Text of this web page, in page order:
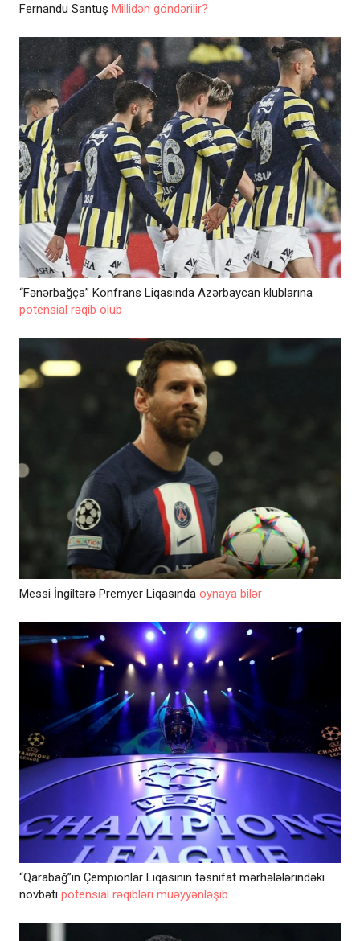
Fernandu Santuş Millidən göndərilir?
“Fənərbağça” Konfrans Liqasında Azərbaycan klublarına
potensial rəqib olub
Messi İngiltərə Premyer Liqasında oynaya bilər
“Qarabağ”ın Çempionlar Liqasının təsnifat mərhələlərindəki
növbəti potensial rəqibləri müəyyənləşib